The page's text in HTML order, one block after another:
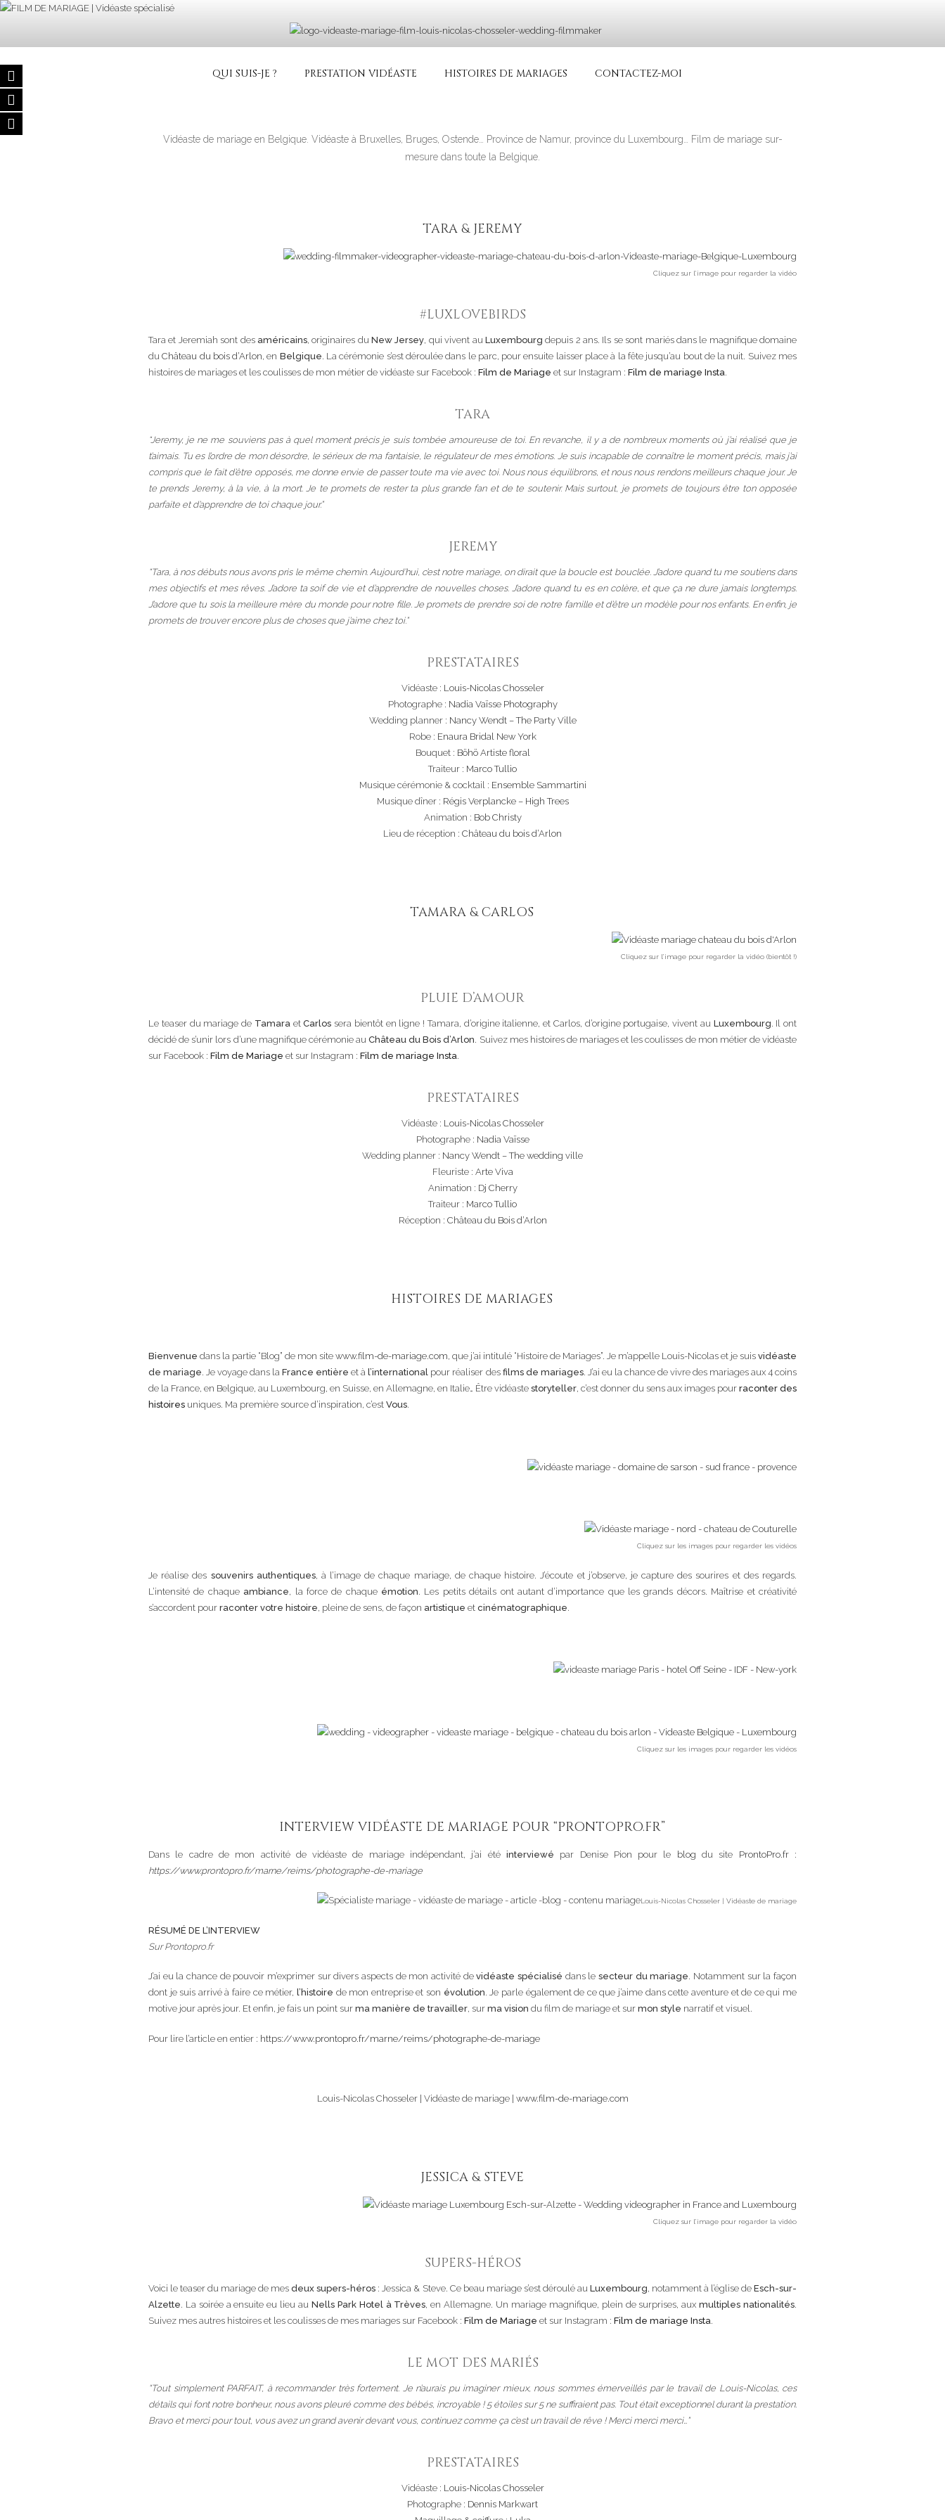
Aller
FILM DE MARIAGE | VIDÉASTE SPÉCIALISÉ
Vidéaste de mariage – Film de Mariage haut de gamme en France, Belgique, Luxembourg, Suisse, Italie…
QUI SUIS-JE ? PRESTATION VIDÉASTE HISTOIRES DE MARIAGES CONTACTEZ-MOI
Vidéaste de mariage en Belgique. Vidéaste à Bruxelles, Bruges, Ostende… Province de Namur, province du Luxembourg… Film de mariage sur-
mesure dans toute la Belgique.
TARA & JEREMY
Cliquez sur l’image pour regarder la vidéo
#LUXLOVEBIRDS
Tara et Jeremiah sont des américains, originaires du New Jersey, qui vivent au Luxembourg depuis 2 ans. Ils se sont mariés dans le magnifique domaine
duChâteau du bois d’Arlon, en Belgique . La cérémonie s’est déroulée dans le parc, pour ensuite laisser place à la fête jusqu’au bout de la nuit. Suivez mes
histoires de mariages et les coulisses de mon métier de vidéaste sur Facebook : Film de Mariage et sur Instagram : Film de mariage Insta
TARA
“Jeremy, je ne me souviens pas à quel moment précis je suis tombée amoureuse de toi. En revanche, il y a de nombreux moments où j’ai réalisé que je
t’aimais. Tu es l’ordre de mon désordre, le sérieux de ma fantaisie, le régulateur de mes émotions. Je suis incapable de connaître le moment précis, mais j’ai
compris que le fait d’être opposés, me donne envie de passer toute ma vie avec toi. Nous nous équilibrons, et nous nous rendons meilleurs chaque jour. Je
te prends Jeremy, à la vie, à la mort. Je te promets de rester ta plus grande fan et de te soutenir. Mais surtout, je promets de toujours être ton opposée
parfaite et d’apprendre de toi chaque jour.”
JEREMY
“Tara, à nos débuts nous avons pris le même chemin. Aujourd’hui, c’est notre mariage, on dirait que la boucle est bouclée. J’adore quand tu me soutiens dans
mes objectifs et mes rêves. J’adore ta soif de vie et d’apprendre de nouvelles choses. J’adore quand tu es en colère, et que ça ne dure jamais longtemps.
J’adore que tu sois la meilleure mère du monde pour notre fille. Je promets de prendre soi de notre famille et d’être un modèle pour nos enfants. En enfin, je
promets de trouver encore plus de choses que j’aime chez toi.”
PRESTATAIRES
Vidéaste : Louis-Nicolas Chosseler
Photographe : Nadia Vaïsse Photography
Wedding planner : Nancy Wendt – The Party Ville
Robe : Enaura Bridal New York
Bouquet : Böhö Artiste floral
Traiteur : Marco Tullio
Musique cérémonie & cocktail : Ensemble Sammartini
Musique dîner : Régis Verplancke – High Trees
Animation : Bob Christy
Lieu de réception : Château du bois d’Arlon
TAMARA & CARLOS
Cliquez sur l’image pour regarder la vidéo (bientôt !)
PLUIE D’AMOUR
Le teaser du mariage de Tamara etCarlos sera bientôt en ligne ! Tamara, d’origine italienne, et Carlos, d’origine portugaise, vivent au Luxembourg . Il ont
décidé de s’unir lors d’une magnifique cérémonie au Château du Bois d’Arlon . Suivez mes histoires de mariages et les coulisses de mon métier de vidéaste
sur Facebook : Film de Mariage et sur Instagram : Film de mariage Insta
PRESTATAIRES
Vidéaste : Louis-Nicolas Chosseler
Photographe : Nadia Vaïsse
Wedding planner : Nancy Wendt – The wedding ville
Fleuriste : Arte Viva
Animation : Dj Cherry
Traiteur : Marco Tullio
Réception : Château du Bois d’Arlon
HISTOIRES DE MARIAGES
Bienvenue dans la partie “Blog” de mon site www.film-de-mariage.com, que j’ai intitulé “Histoire de Mariages”. Je m’appelle Louis-Nicolas et je suis vidéaste
de mariage. Je voyage dans laFrance entière et àl’international pour réaliser des films de mariages. J’ai eu la chance de vivre des mariages aux 4 coins
de la France, en Belgique, au Luxembourg, en Suisse, en Allemagne, en Italie… Être vidéaste storyteller, c’est donner du sens aux images pour raconter des
histoires uniques. Ma première source d’inspiration, c’est Vous.
Cliquez sur les images pour regarder les vidéos
Je réalise des souvenirs authentiques, à l’image de chaque mariage, de chaque histoire. J’écoute et j’observe, je capture des sourires et des regards.
L’intensité de chaque ambiance, la force de chaque émotion . Les petits détails ont autant d’importance que les grands décors. Maîtrise et créativité
s’accordent pour raconter votre histoire, pleine de sens, de façon artistique et cinématographique
Cliquez sur les images pour regarder les vidéos
INTERVIEW VIDÉASTE DE MARIAGE POUR “PRONTOPRO.FR”
Dans le cadre de mon activité de vidéaste de mariage indépendant, j’ai été interviewé par Denise Pion pour le blog du site ProntoPro.fr:
https://www.prontopro.fr/marne/reims/photographe-de-mariage
Louis-Nicolas Chosseler | Vidéaste de mariage
RÉSUMÉ DE L’INTERVIEW
Sur Prontopro.fr
J’ai eu la chance de pouvoir m’exprimer sur divers aspects de mon activité devidéaste spécialisé dans lesecteur du mariage. Notamment sur la façon
dont je suis arrivé à faire ce métier, l’histoire de mon entreprise et son évolution. Je parle également de ce que j’aime dans cette aventure et de ce qui me
motive jour après jour. Et enfin, je fais un point sur ma manière de travailler, sur ma vision du film de mariage et sur mon style narratif et visuel.
Pour lire l’article en entier : https://www.prontopro.fr/marne/reims/photographe-de-mariage
Louis-Nicolas Chosseler | Vidéaste de mariage | www.film-de-mariage.com
JESSICA & STEVE
Cliquez sur l’image pour regarder la vidéo
SUPERS-HÉROS
Voici le teaser du mariage de mesdeux supers-héros : Jessica & Steve. Ce beau mariage s’est déroulé au Luxembourg, notamment à l’église deEsch-sur-
Alzette . La soirée a ensuite eu lieu au Nells Park Hotel à Trèves, en Allemagne. Un mariage magnifique, plein de surprises, auxmultiples nationalités
Suivez mes autres histoires et les coulisses de mes mariages sur Facebook : Film de Mariage et sur Instagram : Film de mariage Insta
LE MOT DES MARIÉS
“Tout simplement PARFAIT, à recommander très fortement. Je n’aurais pu imaginer mieux, nous sommes émerveillés par le travail de Louis-Nicolas, ces
détails qui font notre bonheur, nous avons pleuré comme des bébés, incroyable ! 5 étoiles sur 5 ne suffiraient pas. Tout était exceptionnel durant la prestation.
Bravo et merci pour tout, vous avez un grand avenir devant vous, continuez comme ça c’est un travail de rêve ! Merci merci merci…”
PRESTATAIRES
Vidéaste : Louis-Nicolas Chosseler
Photographe : Dennis Markwart